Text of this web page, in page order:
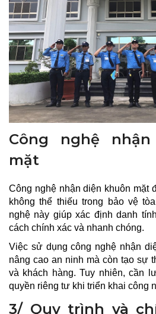
Công nghệ
mặt
Công nghệ nhận diện khuôn mặt
không thể thiếu trong bảo vệ
nghệ này giúp xác định danh
cách chính xác và nhanh chóng.
Việc sử dụng công nghệ nhận
nâng cao an ninh mà còn tạo sự
và khách hàng. Tuy nhiên, cần
quyền riêng tư khi triển khai công
3/ Quy trình và